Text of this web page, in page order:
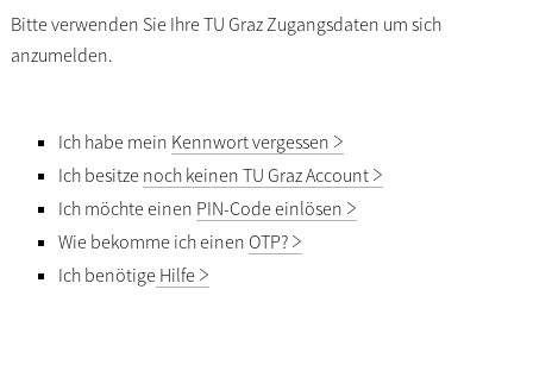
Bitte verwenden Sie Ihre TU Graz Zugangsdaten um sich
anzumelden.
Ich habe mein Kennwort vergessen
Ich besitze noch keinen TU Graz Account
Ich möchte einen PIN-Code einlösen
Wie bekomme ich einen OTP?
Ich benötige Hilfe